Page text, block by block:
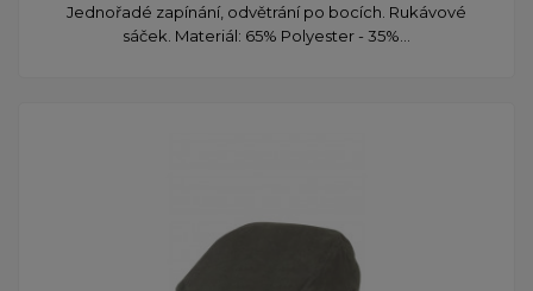
Jednořadé zapínání, odvětrání po bocích. Rukávové
sáček. Materiál: 65% Polyester - 35%...